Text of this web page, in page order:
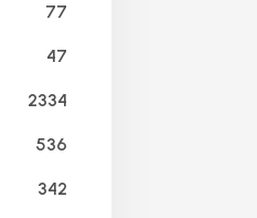
77
47
2334
536
342